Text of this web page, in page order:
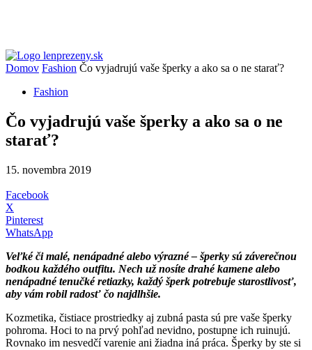
Domov Fashion Čo vyjadrujú vaše šperky a ako sa o ne starať?
Fashion
Čo vyjadrujú vaše šperky a ako sa o ne
starať?
15. novembra 2019
Facebook
X
Pinterest
WhatsApp
Veľké či malé, nenápadné alebo výrazné – šperky sú záverečnou
bodkou každého outfitu. Nech už nosíte drahé kamene alebo
nenápadné tenučké retiazky, každý šperk potrebuje starostlivosť,
aby vám robil radosť čo najdlhšie.
Kozmetika, čistiace prostriedky aj zubná pasta sú pre vaše šperky
pohroma. Hoci to na prvý pohľad nevidno, postupne ich ruinujú.
Rovnako im nesvedčí varenie ani žiadna iná práca. Šperky by ste si